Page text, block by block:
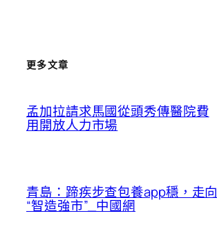
更多文章
孟加拉請求馬國從頭秀傳醫院費
用開放人力市場
青島：蹄疾步查包養app穩，走向
“智造強市”_中國網